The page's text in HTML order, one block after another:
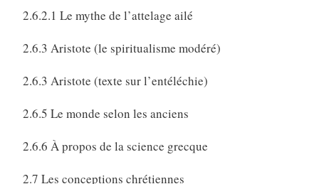
2.6.2.1 Le mythe de l’attelage ailé
2.6.3 Aristote (le spiritualisme modéré)
2.6.3 Aristote (texte sur l’entéléchie)
2.6.5 Le monde selon les anciens
2.6.6 À propos de la science grecque
2.7 Les conceptions chrétiennes